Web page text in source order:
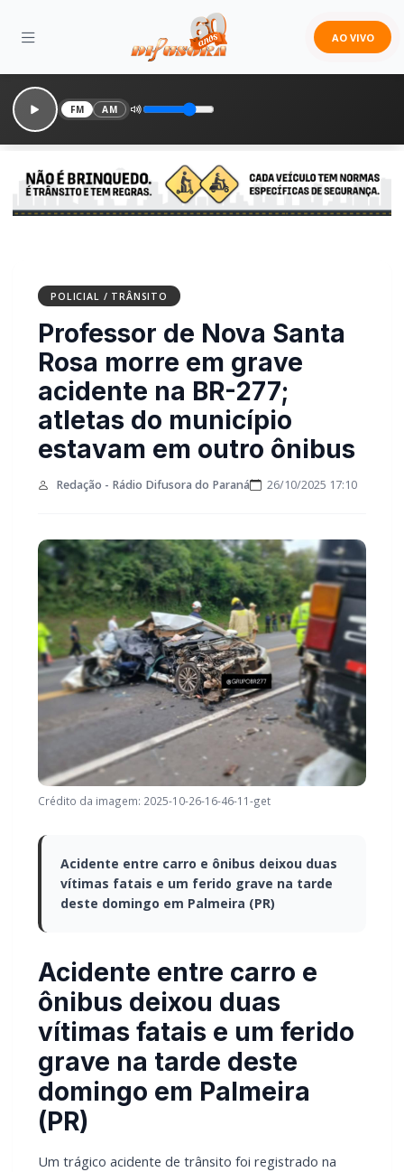
AO VIVO
FM AM
POLICIAL / TRÂNSITO
Professor de Nova Santa
Rosa morre em grave
acidente na BR-277;
atletas do município
estavam em outro ônibus
Redação - Rádio Difusora do Paraná 26/10/2025 17:10
Crédito da imagem: 2025-10-26-16-46-11-get
Acidente entre carro e ônibus deixou duas
vítimas fatais e um ferido grave na tarde
deste domingo em Palmeira (PR)
Acidente entre carro e
ônibus deixou duas
vítimas fatais e um ferido
grave na tarde deste
domingo em Palmeira
(PR)
Um trágico acidente de trânsito foi registrado na